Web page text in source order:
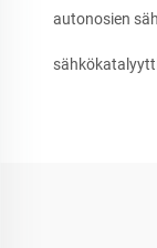
autonosien